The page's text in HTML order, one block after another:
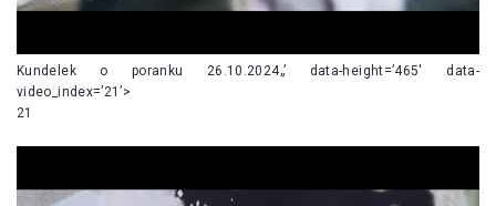
Kundelek o poranku 26.10.2024„’ data-height=’465′ data-
video_index=’21’>
21